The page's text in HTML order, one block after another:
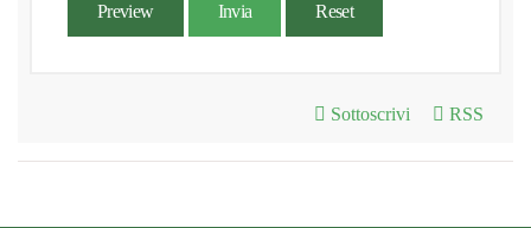
Preview Invia Reset
Sottoscrivi RSS